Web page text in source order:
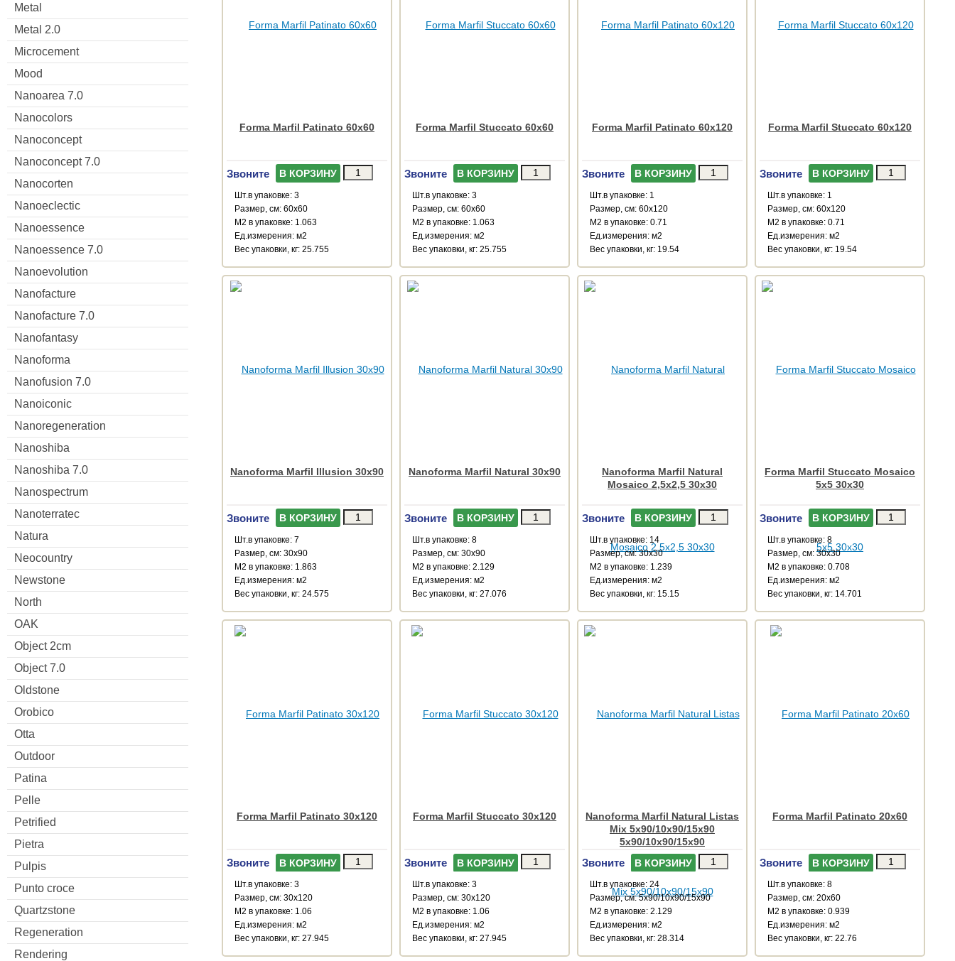
Metal
Metal 2.0
Microcement
Mood
Nanoarea 7.0
Nanocolors
Nanoconcept
Nanoconcept 7.0
Nanocorten
Nanoeclectic
Nanoessence
Nanoessence 7.0
Nanoevolution
Nanofacture
Nanofacture 7.0
Nanofantasy
Nanoforma
Nanofusion 7.0
Nanoiconic
Nanoregeneration
Nanoshiba
Nanoshiba 7.0
Nanospectrum
Nanoterratec
Natura
Neocountry
Newstone
North
OAK
Object 2cm
Object 7.0
Oldstone
Orobico
Otta
Outdoor
Patina
Pelle
Petrified
Pietra
Pulpis
Punto croce
Quartzstone
Regeneration
Rendering
Forma Marfil Patinato 60x60
Звоните В КОРЗИНУ
Шт.в упаковке: 3
Размер, см: 60x60
М2 в упаковке: 1.063
Ед.измерения: м2
Веc упаковки, кг: 25.755
Forma Marfil Stuccato 60x60
Звоните В КОРЗИНУ
Шт.в упаковке: 3
Размер, см: 60x60
М2 в упаковке: 1.063
Ед.измерения: м2
Веc упаковки, кг: 25.755
Forma Marfil Patinato 60x120
Звоните В КОРЗИНУ
Шт.в упаковке: 1
Размер, см: 60x120
М2 в упаковке: 0.71
Ед.измерения: м2
Веc упаковки, кг: 19.54
Forma Marfil Stuccato 60x120
Звоните В КОРЗИНУ
Шт.в упаковке: 1
Размер, см: 60x120
М2 в упаковке: 0.71
Ед.измерения: м2
Веc упаковки, кг: 19.54
Nanoforma Marfil Illusion 30x90
Звоните В КОРЗИНУ
Шт.в упаковке: 7
Размер, см: 30x90
М2 в упаковке: 1.863
Ед.измерения: м2
Веc упаковки, кг: 24.575
Nanoforma Marfil Natural 30x90
Звоните В КОРЗИНУ
Шт.в упаковке: 8
Размер, см: 30x90
М2 в упаковке: 2.129
Ед.измерения: м2
Веc упаковки, кг: 27.076
Nanoforma Marfil Natural
Mosaico 2,5x2,5 30x30
Звоните В КОРЗИНУ
Шт.в упаковке: 14
Размер, см: 30x30
М2 в упаковке: 1.239
Ед.измерения: м2
Веc упаковки, кг: 15.15
Forma Marfil Stuccato Mosaico
5x5 30x30
Звоните В КОРЗИНУ
Шт.в упаковке: 8
Размер, см: 30x30
М2 в упаковке: 0.708
Ед.измерения: м2
Веc упаковки, кг: 14.701
Forma Marfil Patinato 30x120
Звоните В КОРЗИНУ
Шт.в упаковке: 3
Размер, см: 30x120
М2 в упаковке: 1.06
Ед.измерения: м2
Веc упаковки, кг: 27.945
Forma Marfil Stuccato 30x120
Звоните В КОРЗИНУ
Шт.в упаковке: 3
Размер, см: 30x120
М2 в упаковке: 1.06
Ед.измерения: м2
Веc упаковки, кг: 27.945
Nanoforma Marfil Natural Listas
Mix 5x90/10x90/15x90
5x90/10x90/15x90
Звоните В КОРЗИНУ
Шт.в упаковке: 24
Размер, см: 5x90/10x90/15x90
М2 в упаковке: 2.129
Ед.измерения: м2
Веc упаковки, кг: 28.314
Forma Marfil Patinato 20x60
Звоните В КОРЗИНУ
Шт.в упаковке: 8
Размер, см: 20x60
М2 в упаковке: 0.939
Ед.измерения: м2
Веc упаковки, кг: 22.76